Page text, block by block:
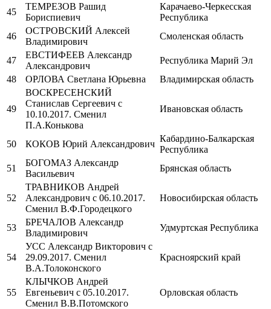
45
ТЕМРЕЗОВ Рашид
Бориспиевич
Карачаево-Черкесская
Республика
46
ОСТРОВСКИЙ Алексей
Владимирович
Смоленская область
47
ЕВСТИФЕЕВ Александр
Александрович
Республика Марий Эл
48
ОРЛОВА Светлана Юрьевна Владимирская область
49
ВОСКРЕСЕНСКИЙ
Станислав Сергеевич с
10.10.2017. Сменил
П.А.Конькова
Ивановская область
50 КОКОВ Юрий Александрович
Кабардино-Балкарская
Республика
51
БОГОМАЗ Александр
Васильевич
Брянская область
52
ТРАВНИКОВ Андрей
Александрович с 06.10.2017.
Сменил В.Ф.Городецкого
Новосибирская область
53
БРЕЧАЛОВ Александр
Владимирович
Удмуртская Республика
54
УСС Александр Викторович с
29.09.2017. Сменил
В.А.Толоконского
Красноярский край
55
КЛЫЧКОВ Андрей
Евгеньевич с 05.10.2017.
Сменил В.В.Потомского
Орловская область